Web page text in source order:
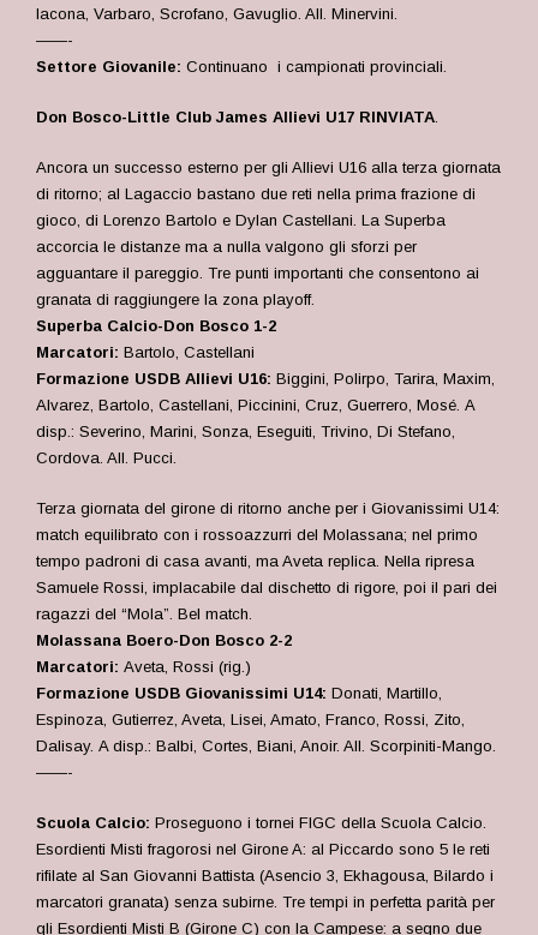
Iacona, Varbaro, Scrofano, Gavuglio. All. Minervini.
——-
Settore Giovanile: Continuano i campionati provinciali.
Don Bosco-Little Club James Allievi U17 RINVIATA.
Ancora un successo esterno per gli Allievi U16 alla terza giornata
di ritorno; al Lagaccio bastano due reti nella prima frazione di
gioco, di Lorenzo Bartolo e Dylan Castellani. La Superba
accorcia le distanze ma a nulla valgono gli sforzi per
agguantare il pareggio. Tre punti importanti che consentono ai
granata di raggiungere la zona playoff.
Superba Calcio-Don Bosco 1-2
Marcatori: Bartolo, Castellani
Formazione USDB Allievi U16: Biggini, Polirpo, Tarira, Maxim,
Alvarez, Bartolo, Castellani, Piccinini, Cruz, Guerrero, Mosé. A
disp.: Severino, Marini, Sonza, Eseguiti, Trivino, Di Stefano,
Cordova. All. Pucci.
Terza giornata del girone di ritorno anche per i Giovanissimi U14:
match equilibrato con i rossoazzurri del Molassana; nel primo
tempo padroni di casa avanti, ma Aveta replica. Nella ripresa
Samuele Rossi, implacabile dal dischetto di rigore, poi il pari dei
ragazzi del “Mola”. Bel match.
Molassana Boero-Don Bosco 2-2
Marcatori: Aveta, Rossi (rig.)
Formazione USDB Giovanissimi U14: Donati, Martillo,
Espinoza, Gutierrez, Aveta, Lisei, Amato, Franco, Rossi, Zito,
Dalisay. A disp.: Balbi, Cortes, Biani, Anoir. All. Scorpiniti-Mango.
——-
Scuola Calcio: Proseguono i tornei FIGC della Scuola Calcio.
Esordienti Misti fragorosi nel Girone A: al Piccardo sono 5 le reti
rifilate al San Giovanni Battista (Asencio 3, Ekhagousa, Bilardo i
marcatori granata) senza subirne. Tre tempi in perfetta parità per
gli Esordienti Misti B (Girone C) con la Campese: a segno due